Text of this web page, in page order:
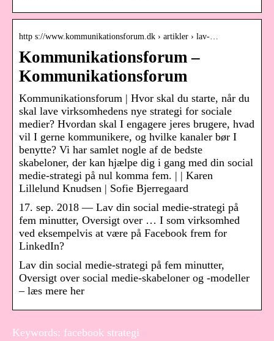
http s://www.kommunikationsforum.dk › artikler › lav-…
Kommunikationsforum –
Kommunikationsforum
Kommunikationsforum | Hvor skal du starte, når du
skal lave virksomhedens nye strategi for sociale
medier? Hvordan skal I engagere jeres brugere, hvad
vil I gerne kommunikere, og hvilke kanaler bør I
benytte? Vi har samlet nogle af de bedste
skabeloner, der kan hjælpe dig i gang med din social
medie-strategi på nul komma fem. | | Karen
Lillelund Knudsen | Sofie Bjerregaard
17. sep. 2018 — Lav din social medie-strategi på
fem minutter, Oversigt over … I som virksomhed
ved eksempelvis at være på Facebook frem for
LinkedIn?
Lav din social medie-strategi på fem minutter,
Oversigt over social medie-skabeloner og -modeller
– læs mere her
Keywords: facebook strategi